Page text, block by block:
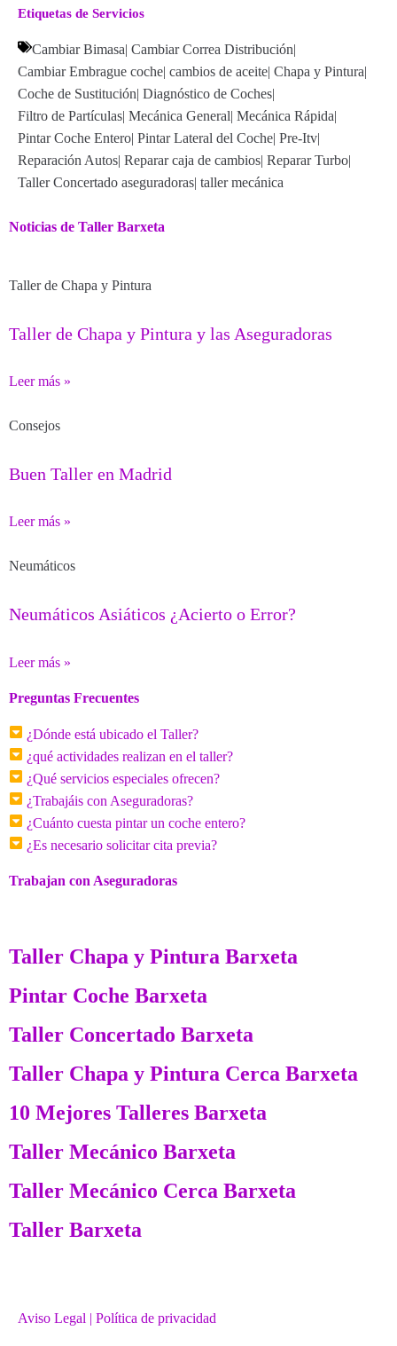
Etiquetas de Servicios
Cambiar Bimasa| Cambiar Correa Distribución|
Cambiar Embrague coche| cambios de aceite| Chapa y Pintura|
Coche de Sustitución| Diagnóstico de Coches|
Filtro de Partículas| Mecánica General| Mecánica Rápida|
Pintar Coche Entero| Pintar Lateral del Coche| Pre-Itv|
Reparación Autos| Reparar caja de cambios| Reparar Turbo|
Taller Concertado aseguradoras| taller mecánica
Noticias de Taller Barxeta
Taller de Chapa y Pintura
Taller de Chapa y Pintura y las Aseguradoras
Leer más »
Consejos
Buen Taller en Madrid
Leer más »
Neumáticos
Neumáticos Asiáticos ¿Acierto o Error?
Leer más »
Preguntas Frecuentes
¿Dónde está ubicado el Taller?
¿qué actividades realizan en el taller?
¿Qué servicios especiales ofrecen?
¿Trabajáis con Aseguradoras?
¿Cuánto cuesta pintar un coche entero?
¿Es necesario solicitar cita previa?
Trabajan con Aseguradoras
Taller Chapa y Pintura Barxeta
Pintar Coche Barxeta
Taller Concertado Barxeta
Taller Chapa y Pintura Cerca Barxeta
10 Mejores Talleres Barxeta
Taller Mecánico Barxeta
Taller Mecánico Cerca Barxeta
Taller Barxeta
Aviso Legal | Política de privacidad